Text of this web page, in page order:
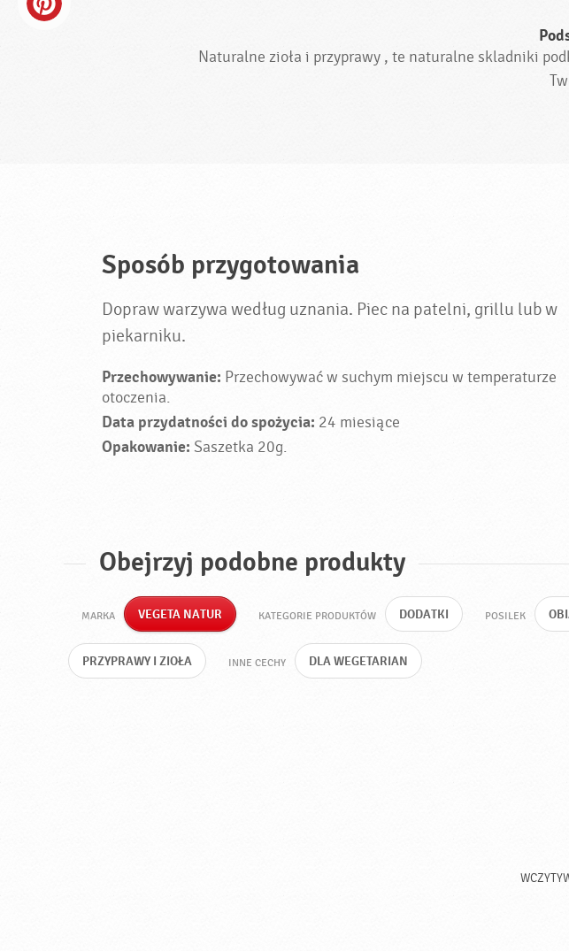
Naturalne zioła i przyprawy , te naturalne skladniki
Sposób przygotowania
Dopraw warzywa według uznania. Piec na patelni, grillu lub w
piekarniku.
Przechowywanie: Przechowywać w suchym miejscu w temperaturze
otoczenia.
Data przydatności do spożycia: 24 miesiące
Opakowanie: Saszetka 20g.
Obejrzyj podobne produkty
MARKA VEGETA NATUR KATEGORIE PRODUKTÓW DODATKI POSILEK
PRZYPRAWY I ZIOŁA INNE CECHY DLA WEGETARIAN